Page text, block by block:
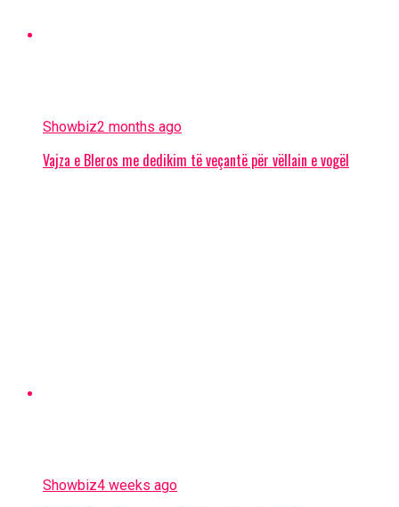
Showbiz2 months ago
Vajza e Bleros me dedikim të veçantë për vëllain e vogël
Showbiz4 weeks ago